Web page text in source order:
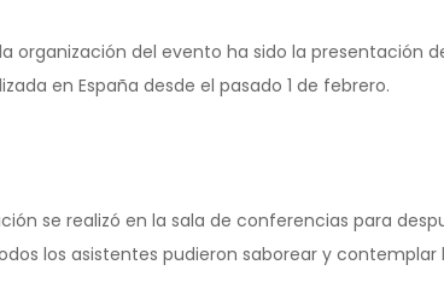
organización del evento ha sido la presentación
en España desde el pasado 1 de febrero.
se realizó en la sala de conferencias para
los asistentes pudieron saborear y contemplar